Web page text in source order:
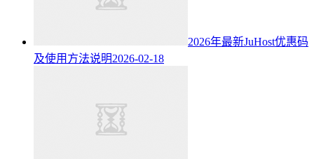
2026年最新JuHost优惠码
及使用方法说明2026-02-18